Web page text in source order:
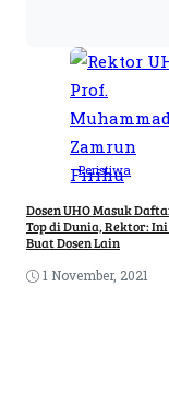
Peristiwa
Dosen UHO Masuk
Top di Dunia, Rektor:
Buat Dosen Lain
1 November, 2021